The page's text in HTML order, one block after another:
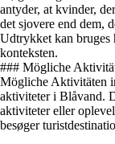
antyder, at kvinder,
det sjovere end dem,
Udtrykket kan bruges
konteksten.
### Mögliche
Mögliche Aktivitäten
aktiviteter i Blåvand.
aktiviteter eller
besøger